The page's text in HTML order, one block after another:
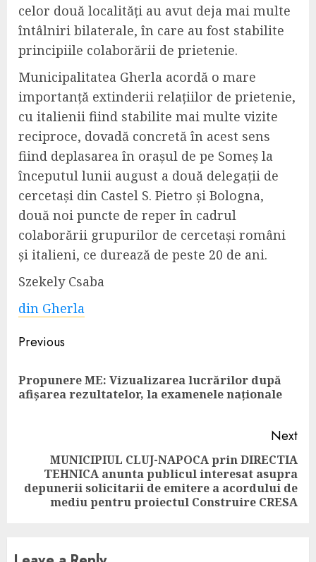
celor două localități au avut deja mai multe
întâlniri bilaterale, în care au fost stabilite
principiile colaborării de prietenie.
Municipalitatea Gherla acordă o mare
importanță extinderii relațiilor de prietenie,
cu italienii fiind stabilite mai multe vizite
reciproce, dovadă concretă în acest sens
fiind deplasarea în orașul de pe Someș la
începutul lunii august a două delegații de
cercetași din Castel S. Pietro și Bologna,
două noi puncte de reper în cadrul
colaborării grupurilor de cercetași români
și italieni, ce durează de peste 20 de ani.
Szekely Csaba
din Gherla
Continue
Reading
Previous
Propunere ME: Vizualizarea lucrărilor după
afișarea rezultatelor, la examenele naționale
Next
Next
post:
MUNICIPIUL CLUJ-NAPOCA prin DIRECTIA
TEHNICA anunta publicul interesat asupra
depunerii solicitarii de emitere a acordului de
mediu pentru proiectul Construire CRESA